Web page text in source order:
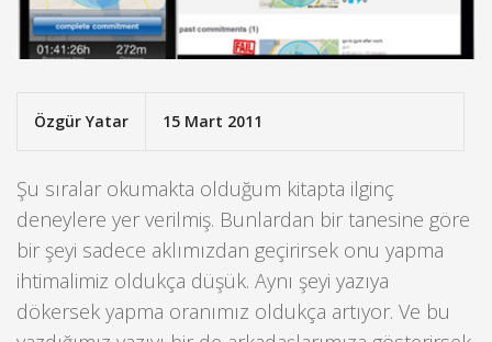
Özgür Yatar 15 Mart 2011
Şu sıralar okumakta olduğum kitapta ilginç
deneylere yer verilmiş. Bunlardan bir tanesine göre
bir şeyi sadece aklımızdan geçirirsek onu yapma
ihtimalimiz oldukça düşük. Aynı şeyi yazıya
dökersek yapma oranımız oldukça artıyor. Ve bu